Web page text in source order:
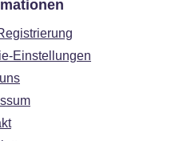
Einstellungen